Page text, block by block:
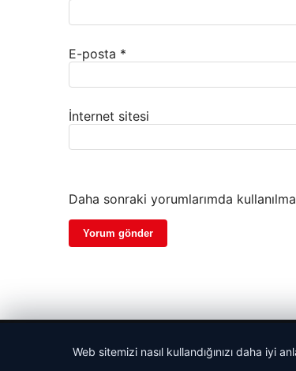
E-posta *
İnternet sitesi
Daha sonraki yorumlarımda
Web sitemizi nasıl kullandığınızı daha iyi